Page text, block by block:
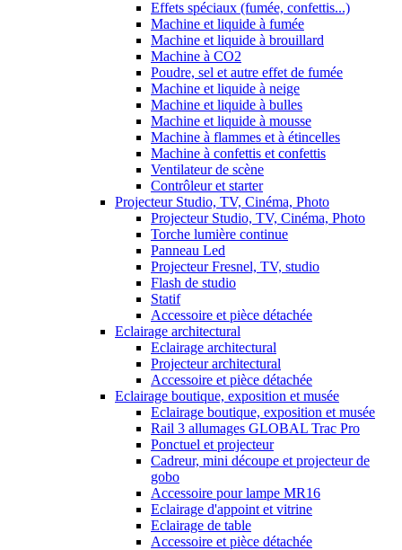
Effets spéciaux (fumée, confettis...)
Machine et liquide à fumée
Machine et liquide à brouillard
Machine à CO2
Poudre, sel et autre effet de fumée
Machine et liquide à neige
Machine et liquide à bulles
Machine et liquide à mousse
Machine à flammes et à étincelles
Machine à confettis et confettis
Ventilateur de scène
Contrôleur et starter
Projecteur Studio, TV, Cinéma, Photo
Projecteur Studio, TV, Cinéma, Photo
Torche lumière continue
Panneau Led
Projecteur Fresnel, TV, studio
Flash de studio
Statif
Accessoire et pièce détachée
Eclairage architectural
Eclairage architectural
Projecteur architectural
Accessoire et pièce détachée
Eclairage boutique, exposition et musée
Eclairage boutique, exposition et musée
Rail 3 allumages GLOBAL Trac Pro
Ponctuel et projecteur
Cadreur, mini découpe et projecteur de
gobo
Accessoire pour lampe MR16
Eclairage d'appoint et vitrine
Eclairage de table
Accessoire et pièce détachée